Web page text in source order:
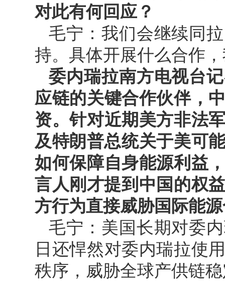
对此有何回应？
毛宁：我们会继续同
持。具体开展什么合作
委内瑞拉南方电视台
应链的关键合作伙伴，
资。针对近期美方非法
及特朗普总统关于美可
如何保障自身能源利益
言人刚才提到中国的权
方行为直接威胁国际能
毛宁：美国长期对委
日还悍然对委内瑞拉使
秩序，威胁全球产供链